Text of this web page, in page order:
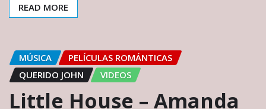
READ MORE
MÚSICA
PELÍCULAS ROMÁNTICAS
QUERIDO JOHN
VIDEOS
Little House – Amanda